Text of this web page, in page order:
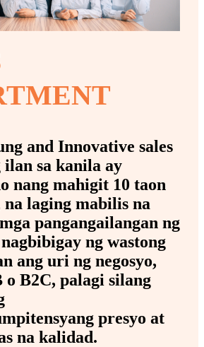
and Innovative sales
ilan sa kanila ay
nang mahigit 10 taon
laging mabilis na
pangangailangan ng
ng wastong
ang uri ng negosyo,
o B2C, palagi silang
presyo at
na kalidad.